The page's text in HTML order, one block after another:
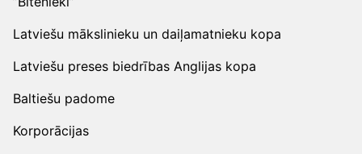
Latviešu mākslinieku un daiļamatnieku kopa
Latviešu preses biedrības Anglijas kopa
Baltiešu padome
Korporācijas